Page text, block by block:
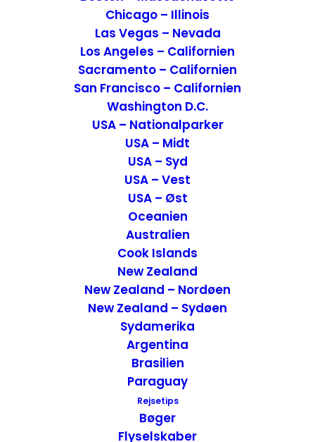
Chicago – Illinois
Las Vegas – Nevada
Los Angeles – Californien
Sacramento – Californien
San Francisco – Californien
Washington D.C.
USA – Nationalparker
USA – Midt
USA – Syd
USA – Vest
USA – Øst
Oceanien
Australien
Cook Islands
New Zealand
New Zealand – Nordøen
New Zealand – Sydøen
Sydamerika
Argentina
Brasilien
Paraguay
Rejsetips
Bøger
Flyselskaber
Militærvejen, var også en meget
skræmmende køretur gennem et
bjergpas, hvor vi både havde hullede veje,
regn og snevejr.
Turen til Militærvejen
Vi havde haft en massegode oplevelser i
og nu glædede vi os til, vores
oplevelser langs med Militærvejen. Vi kørte
gennem hyggelige små landsbyer, nød
den smukke natur og de ensomme veje,
indtil vi nåede til vores første stop, på